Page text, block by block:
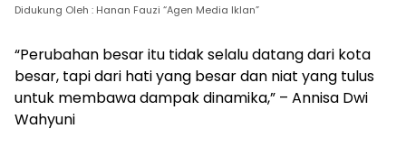
Didukung Oleh : Hanan Fauzi “Agen Media Iklan”
“Perubahan besar itu tidak selalu datang dari kota
besar, tapi dari hati yang besar dan niat yang tulus
untuk membawa dampak dinamika,” – Annisa Dwi
Wahyuni